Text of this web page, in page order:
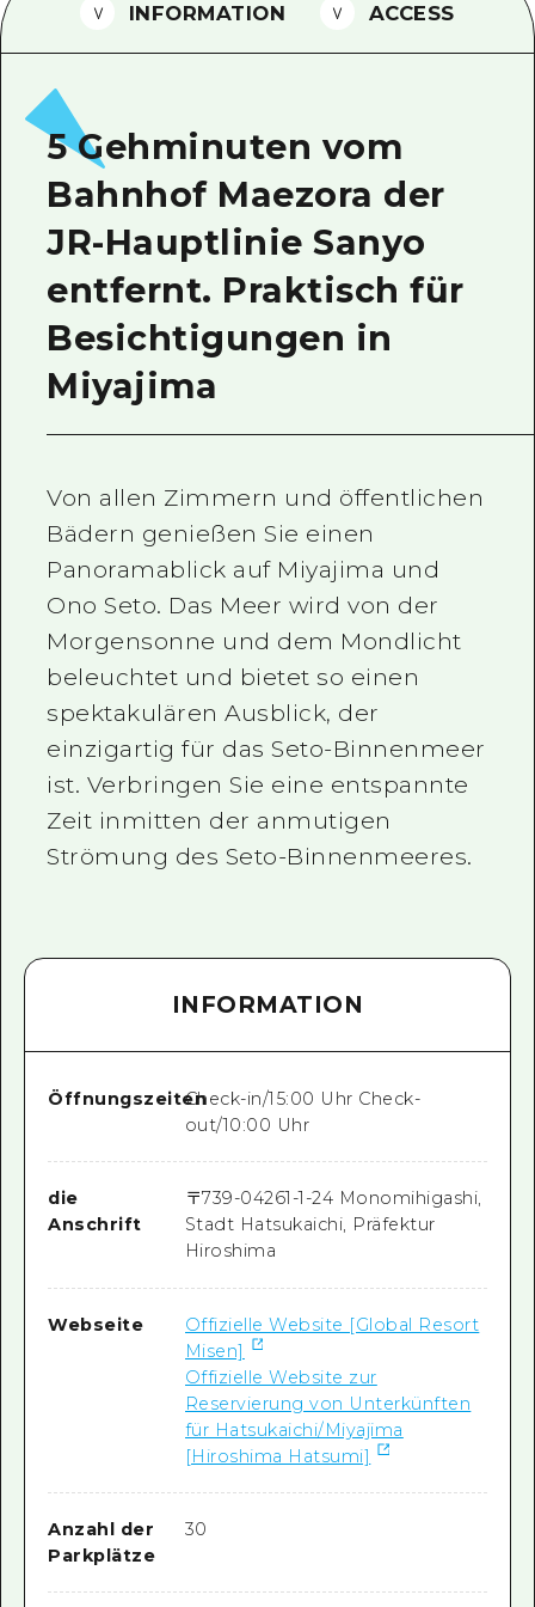
FAQs
Foto-Download
Transportinformationen bei
INFORMATION ACCESS
5 Gehminuten vom
Bahnhof Maezora der
JR-Hauptlinie Sanyo
entfernt. Praktisch für
Besichtigungen in
Miyajima
Von allen Zimmern und öffentlichen
Bädern genießen Sie einen
Panoramablick auf Miyajima und
Ono Seto. Das Meer wird von der
Morgensonne und dem Mondlicht
beleuchtet und bietet so einen
spektakulären Ausblick, der
einzigartig für das Seto-Binnenmeer
ist. Verbringen Sie eine entspannte
Zeit inmitten der anmutigen
Strömung des Seto-Binnenmeeres.
INFORMATION
ÖffnungszeitenCheck-in/15:00 Uhr Check-
out/10:00 Uhr
die
Anschrift
〒739-04261-1-24 Monomihigashi,
Stadt Hatsukaichi, Präfektur
Hiroshima
Webseite
Offizielle Website [Global Resort
Misen]
Offizielle Website zur
Reservierung von Unterkünften
für Hatsukaichi/Miyajima
[Hiroshima Hatsumi]
Anzahl der
Parkplätze
30